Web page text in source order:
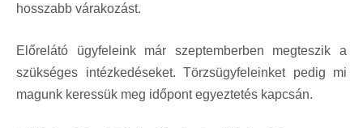
hosszabb várakozást.
Előrelátó ügyfeleink már szeptemberben megteszik a
szükséges intézkedéseket. Törzsügyfeleinket pedig mi
magunk keressük meg időpont egyeztetés kapcsán.